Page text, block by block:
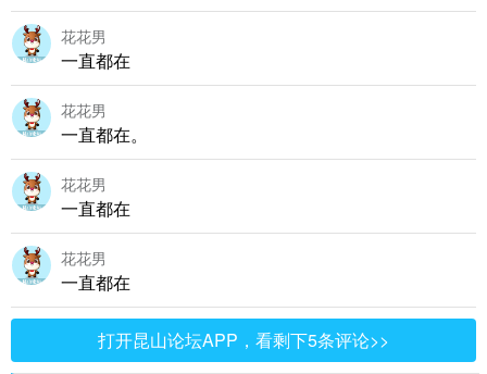
花花男
一直都在
花花男
一直都在。
花花男
一直都在
花花男
一直都在
打开昆山论坛APP，看剩下5条评论>>